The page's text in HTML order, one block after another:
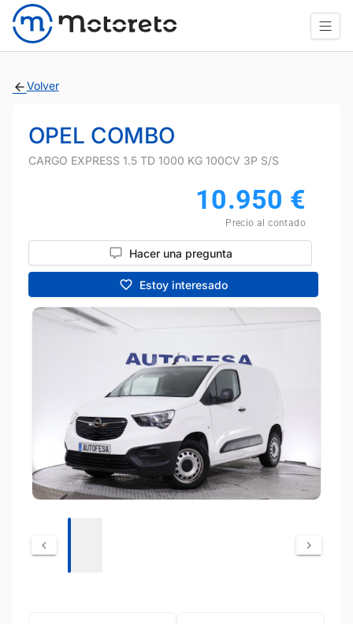
Volver
OPEL COMBO
CARGO EXPRESS 1.5 TD 1000 KG 100CV 3P S/S
10.950 €
Precio al contado
Hacer una pregunta
Estoy interesado